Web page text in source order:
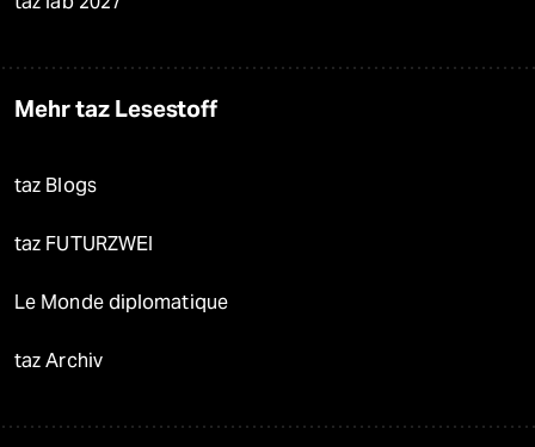
Mehr taz Lesestoff
taz Blogs
taz FUTURZWEI
Le Monde diplomatique
taz Archiv